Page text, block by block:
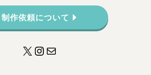
制作依頼について
X Instagram
メール